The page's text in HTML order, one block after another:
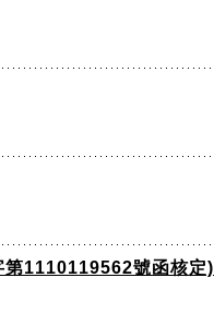
第1110119562號函核定)